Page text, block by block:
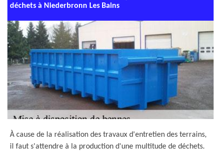
déchets à Niederbronn Les Bains
À cause de la réalisation des travaux d'entretien des terrains,
il faut s'attendre à la production d'une multitude de déchets.